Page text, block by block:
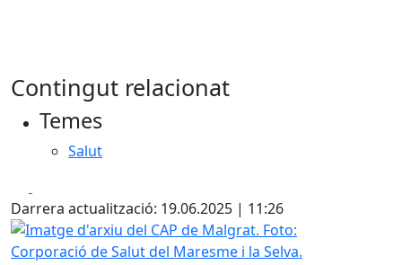
Contingut relacionat
Temes
Salut
Darrera actualització: 19.06.2025 | 11:26
Imatge d'arxiu del CAP de Malgrat. Foto: Corporació de